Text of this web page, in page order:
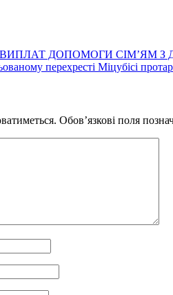
ДОПОМОГИ СІМ’ЯМ З
перехресті Міцубісі
Обов’язкові поля